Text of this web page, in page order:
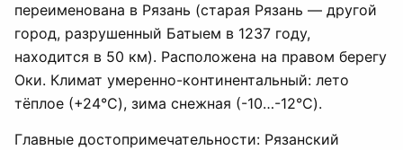
переименована в Рязань (старая Рязань — другой
город, разрушенный Батыем в 1237 году,
находится в 50 км). Расположена на правом берегу
Оки. Климат умеренно-континентальный: лето
тёплое (+24°C), зима снежная (-10…-12°C).
Главные достопримечательности: Рязанский